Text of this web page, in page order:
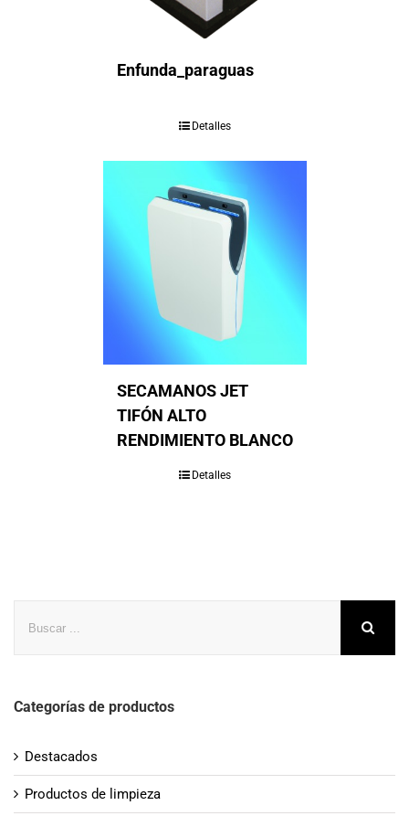
Enfunda_paraguas
Detalles
SECAMANOS JET
TIFÓN ALTO
RENDIMIENTO BLANCO
Detalles
Categorías de productos
Destacados
Productos de limpieza